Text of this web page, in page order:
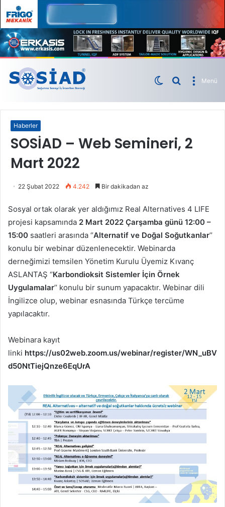
Menü
Haberler
SOSİAD – Web Semineri, 2
Mart 2022
22 Şubat 2022 4.242 Bir dakikadan az
Sosyal ortak olarak yer aldığımız Real Alternatives 4 LIFE
projesi kapsamında 2 Mart 2022 Çarşamba günü 12:00 –
15:00 saatleri arasında ‘’Alternatif ve Doğal Soğutkanlar’’
konulu bir webinar düzenlenecektir. Webinarda
derneğimizi temsilen Yönetim Kurulu Üyemiz Kıvanç
ASLANTAŞ ‘’Karbondioksit Sistemler İçin Örnek
Uygulamalar’’ konulu bir sunum yapacaktır. Webinar dili
İngilizce olup, webinar esnasında Türkçe tercüme
yapılacaktır.
Webinara kayıt
linki https://us02web.zoom.us/webinar/register/WN_uBV
d50NtTiejQnze6EqUrA